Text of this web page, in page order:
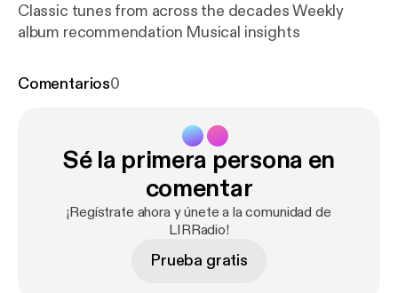
Classic tunes from across the decades Weekly
album recommendation Musical insights
Comentarios0
Sé la primera persona en
comentar
¡Regístrate ahora y únete a la comunidad de
LIRRadio!
Prueba gratis